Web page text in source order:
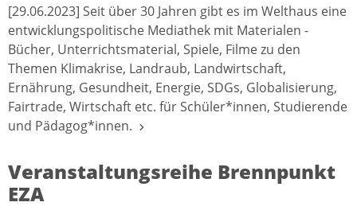
[29.06.2023] Seit über 30 Jahren gibt es im Welthaus eine
entwicklungspolitische Mediathek mit Materialen -
Bücher, Unterrichtsmaterial, Spiele, Filme zu den
Themen Klimakrise, Landraub, Landwirtschaft,
Ernährung, Gesundheit, Energie, SDGs, Globalisierung,
Fairtrade, Wirtschaft etc. für Schüler*innen, Studierende
und Pädagog*innen.
Veranstaltungsreihe Brennpunkt
EZA